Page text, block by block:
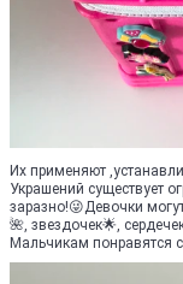
Их применяют
Украшений существует
заразно!😜Девочки
🌺, звездочек🌟,
Мальчикам понравятся